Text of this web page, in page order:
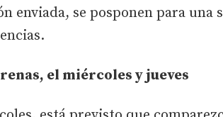
enviada, se posponen para una
el miércoles y jueves